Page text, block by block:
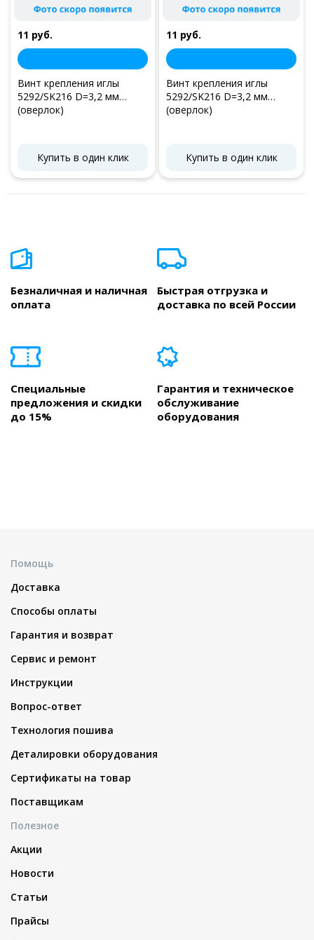
11 руб.
Винт крепления иглы
5292/SK216 D=3,2 мм
(оверлок)
Купить в один клик
11 руб.
Винт крепления иглы
5292/SK216 D=3,2 мм
(оверлок)
Купить в один клик
Безналичная и наличная
оплата
Быстрая отгрузка и
доставка по всей России
Специальные
предложения и скидки
до 15%
Гарантия и техническое
обслуживание
оборудования
Помощь
Доставка
Способы оплаты
Гарантия и возврат
Сервис и ремонт
Инструкции
Вопрос-ответ
Технология пошива
Деталировки оборудования
Сертификаты на товар
Поставщикам
Полезное
Акции
Новости
Статьи
Прайсы